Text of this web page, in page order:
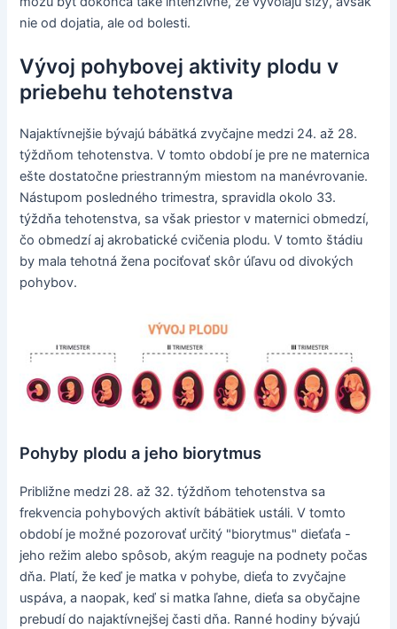
nie od dojatia, ale od bolesti.
Vývoj pohybovej aktivity plodu v
priebehu tehotenstva
Najaktívnejšie bývajú bábätká zvyčajne medzi 24. až 28.
týždňom tehotenstva. V tomto období je pre ne maternica
ešte dostatočne priestranným miestom na manévrovanie.
Nástupom posledného trimestra, spravidla okolo 33.
týždňa tehotenstva, sa však priestor v maternici obmedzí,
čo obmedzí aj akrobatické cvičenia plodu. V tomto štádiu
by mala tehotná žena pociťovať skôr úľavu od divokých
pohybov.
Pohyby plodu a jeho biorytmus
Približne medzi 28. až 32. týždňom tehotenstva sa
frekvencia pohybových aktivít bábätiek ustáli. V tomto
období je možné pozorovať určitý "biorytmus" dieťaťa -
jeho režim alebo spôsob, akým reaguje na podnety počas
dňa. Platí, že keď je matka v pohybe, dieťa to zvyčajne
uspáva, a naopak, keď si matka ľahne, dieťa sa obyčajne
prebudí do najaktívnejšej časti dňa. Ranné hodiny bývajú